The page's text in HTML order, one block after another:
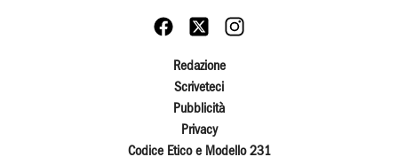
Redazione
Scriveteci
Pubblicità
Privacy
Codice Etico e Modello 231